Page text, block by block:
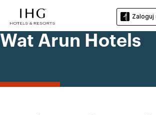
Zaloguj
Wat Arun Hotels